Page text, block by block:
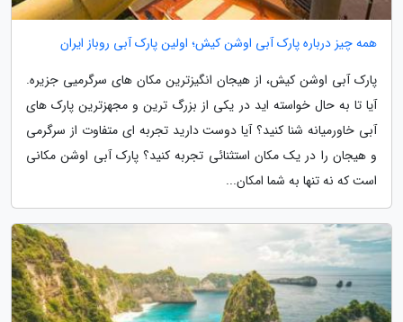
همه چیز درباره پارک آبی اوشن کیش؛ اولین پارک آبی روباز ایران
پارک آبی اوشن کیش، از هیجان انگیزترین مکان های سرگرمیی جزیره.
آیا تا به حال خواسته اید در یکی از بزرگ ترین و مجهزترین پارک های
آبی خاورمیانه شنا کنید؟ آیا دوست دارید تجربه ای متفاوت از سرگرمی
و هیجان را در یک مکان استثنائی تجربه کنید؟ پارک آبی اوشن مکانی
است که نه تنها به شما امکان...